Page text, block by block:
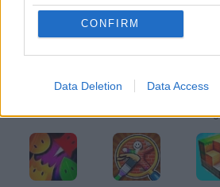
CONFIRM
Data Deletion Data Access
Mais recentes Jogos de Ação
Smash and Break Bonko